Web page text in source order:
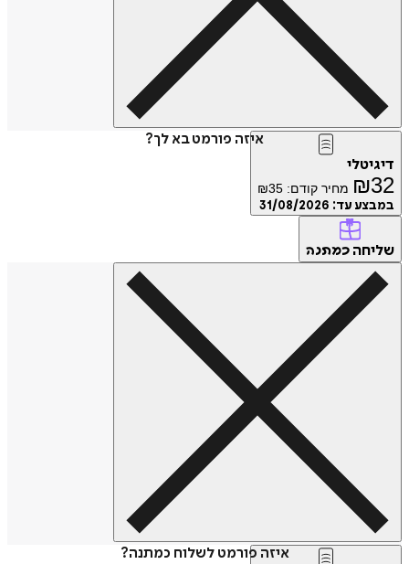
איזה פורמט בא לך?
דיגיטלי
₪32 מחיר קודם: ₪35
במבצע עד: 31/08/2026
שליחה כמתנה
איזה פורמט לשלוח כמתנה?